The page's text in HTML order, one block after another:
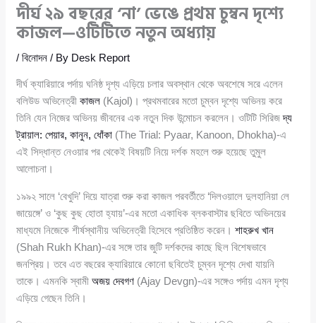
দীর্ঘ ২৯ বছরের ‘না’ ভেঙে প্রথম চুম্বন দৃশ্যে
কাজল—ওটিটিতে নতুন অধ্যায়
/বিনোদন / By Desk Report
দীর্ঘ ক্যারিয়ারে পর্দায় ঘনিষ্ঠ দৃশ্য এড়িয়ে চলার অবস্থান থেকে অবশেষে সরে এলেন
বলিউড অভিনেত্রীকাজল (Kajol)। প্রথমবারের মতো চুম্বন দৃশ্যে অভিনয় করে
তিনি যেন নিজের অভিনয় জীবনের এক নতুন দিক উন্মোচন করলেন। ওটিটি সিরিজদ্য
ট্রায়াল: পেয়ার, কানুন, ধোঁকা (The Trial: Pyaar, Kanoon, Dhokha)-এ
এই সিদ্ধান্ত নেওয়ার পর থেকেই বিষয়টি নিয়ে দর্শক মহলে শুরু হয়েছে তুমুল
আলোচনা।
১৯৯২ সালে ‘বেখুদি’ দিয়ে যাত্রা শুরু করা কাজল পরবর্তীতে ‘দিলওয়ালে দুলহানিয়া লে
জায়েঙ্গে’ ও ‘কুছ কুছ হোতা হ্যায়’-এর মতো একাধিক ব্লকবাস্টার ছবিতে অভিনয়ের
মাধ্যমে নিজেকে শীর্ষস্থানীয় অভিনেত্রী হিসেবে প্রতিষ্ঠিত করেন।শাহরুখ খান
(Shah Rukh Khan)-এর সঙ্গে তার জুটি দর্শকদের কাছে ছিল বিশেষভাবে
জনপ্রিয়। তবে এত বছরের ক্যারিয়ারে কোনো ছবিতেই চুম্বন দৃশ্যে দেখা যায়নি
তাকে। এমনকি স্বামীঅজয় দেবগণ (Ajay Devgn)-এর সঙ্গেও পর্দায় এমন দৃশ্য
এড়িয়ে গেছেন তিনি।